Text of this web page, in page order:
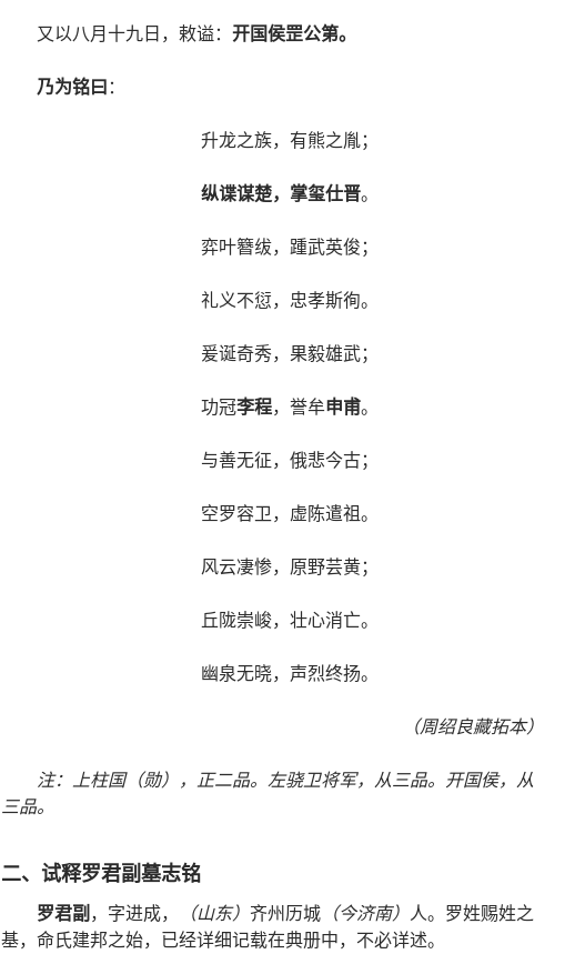
又以八月十九日，敕谥： 开国侯罡公第。
乃为铭曰 ：
升龙之族，有熊之胤；
纵谍谋楚，掌玺仕晋。
弈叶簪绂，踵武英俊；
礼义不愆，忠孝斯徇。
爰诞奇秀，果毅雄武；
功冠李程，誉牟申甫。
与善无征，俄悲今古；
空罗容卫，虚陈遣祖。
风云凄惨，原野芸黄；
丘陇崇峻，壮心消亡。
幽泉无晓，声烈终扬。
（周绍良藏拓本）
注： 上柱国（勋） ， 正二品。 左骁卫将军， 从三品。 开国侯，
从
三品。
二、试释罗君副墓志铭
罗君副 ，字进成， （山东） 齐州历城 （今济南） 人。罗姓赐姓之
基，命氏建邦之始，已经详细记载在典册中，不必详述。